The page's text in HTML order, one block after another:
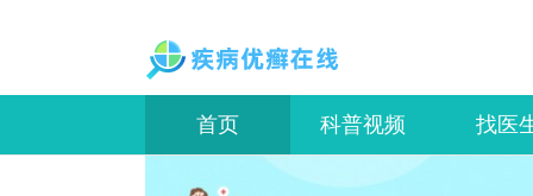
首页 科普视频 找医